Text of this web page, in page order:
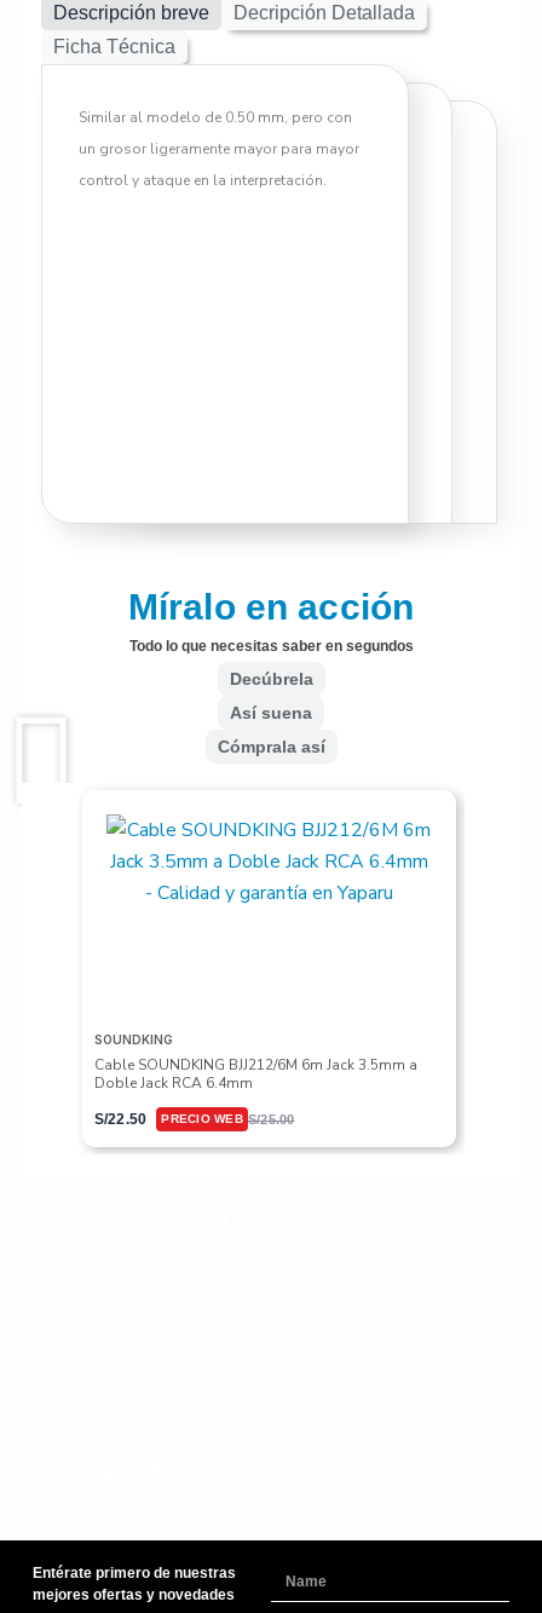
Descripción breve
Decripción Detallada
Ficha Técnica
Similar al modelo de 0.50 mm, pero con
un grosor ligeramente mayor para mayor
control y ataque en la interpretación.
Míralo en acción
Todo lo que necesitas saber en segundos
Decúbrela
Así suena
Cómprala así
SOUNDKING
Cable SOUNDKING BJJ212/6M 6m Jack 3.5mm a
Doble Jack RCA 6.4mm
S/25.00
S/22.50
Entérate primero de nuestras
mejores ofertas y novedades
Name